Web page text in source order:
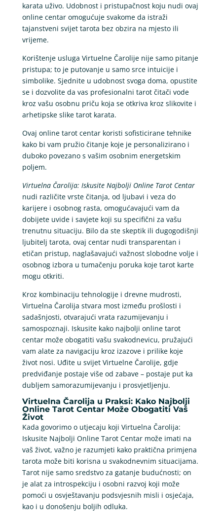
karata uživo. Udobnost i pristupačnost koju nudi ovaj
online centar omogućuje svakome da istraži
tajanstveni svijet tarota bez obzira na mjesto ili
vrijeme.
Korištenje usluga Virtuelne Čarolije nije samo pitanje
pristupa; to je putovanje u samo srce intuicije i
simbolike. Sjednite u udobnost svoga doma, opustite
se i dozvolite da vas profesionalni tarot čitači vode
kroz vašu osobnu priču koja se otkriva kroz slikovite i
arhetipske slike tarot karata.
Ovaj online tarot centar koristi sofisticirane tehnike
kako bi vam pružio čitanje koje je personalizirano i
duboko povezano s vašim osobnim energetskim
poljem.
Virtuelna Čarolija: Iskusite Najbolji Online Tarot Centar
nudi različite vrste čitanja, od ljubavi i veza do
karijere i osobnog rasta, omogućavajući vam da
dobijete uvide i savjete koji su specifični za vašu
trenutnu situaciju. Bilo da ste skeptik ili dugogodišnji
ljubitelj tarota, ovaj centar nudi transparentan i
etičan pristup, naglašavajući važnost slobodne volje i
osobnog izbora u tumačenju poruka koje tarot karte
mogu otkriti.
Kroz kombinaciju tehnologije i drevne mudrosti,
Virtuelna Čarolija stvara most između prošlosti i
sadašnjosti, otvarajući vrata razumijevanju i
samospoznaji. Iskusite kako najbolji online tarot
centar može obogatiti vašu svakodnevicu, pružajući
vam alate za navigaciju kroz izazove i prilike koje
život nosi. Uđite u svijet Virtuelne Čarolije, gdje
predviđanje postaje više od zabave – postaje put ka
dubljem samorazumijevanju i prosvjetljenju.
Virtuelna Čarolija u Praksi: Kako Najbolji
Online Tarot Centar Može Obogatiti Vaš
Život
Kada govorimo o utjecaju koji Virtuelna Čarolija:
Iskusite Najbolji Online Tarot Centar može imati na
vaš život, važno je razumjeti kako praktična primjena
tarota može biti korisna u svakodnevnim situacijama.
Tarot nije samo sredstvo za gatanje budućnosti; on
je alat za introspekciju i osobni razvoj koji može
pomoći u osvještavanju podsvjesnih misli i osjećaja,
kao i u donošenju boljih odluka.